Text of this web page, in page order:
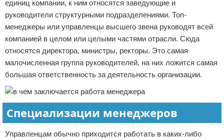
единиц компании, к ним относятся заведующие и
руководители структурными подразделениями. Топ-
менеджеры или управленцы высшего звена руководят всей
компанией в целом или целыми частями отрасли. Сюда
относятся директора, министры, ректоры. Это самая
малочисленная группа руководителей, на них ложится самая
большая ответственность за деятельность организации.
Специализации менеджеров
Управленцам обычно приходится работать в каких-либо